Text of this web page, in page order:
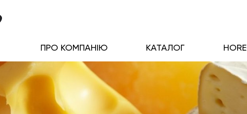
ПРО КОМПАНІЮ КАТАЛОГ